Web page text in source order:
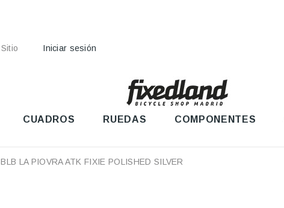
Iniciar sesión
CUADROS RUEDAS COMPONENTES
LA PIOVRA ATK FIXIE POLISHED SILVER